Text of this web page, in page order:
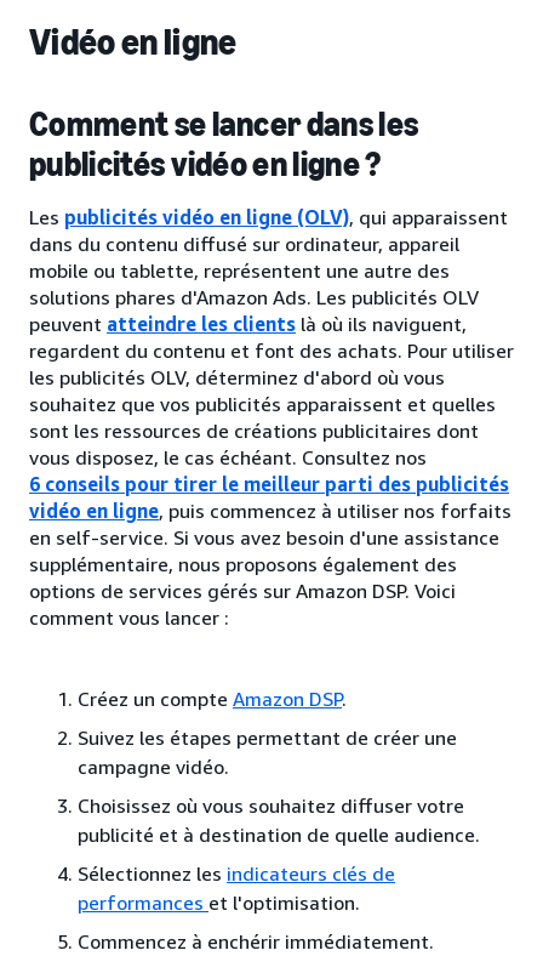
Vidéo en ligne
Comment se lancer dans les
publicités vidéo en ligne ?
Les publicités vidéo en ligne (OLV), qui apparaissent
dans du contenu diffusé sur ordinateur, appareil
mobile ou tablette, représentent une autre des
solutions phares d'Amazon Ads. Les publicités OLV
peuvent atteindre les clients là où ils naviguent,
regardent du contenu et font des achats. Pour utiliser
les publicités OLV, déterminez d'abord où vous
souhaitez que vos publicités apparaissent et quelles
sont les ressources de créations publicitaires dont
vous disposez, le cas échéant. Consultez nos
6 conseils pour tirer le meilleur parti des publicités
vidéo en ligne, puis commencez à utiliser nos forfaits
en self-service. Si vous avez besoin d'une assistance
supplémentaire, nous proposons également des
options de services gérés sur Amazon DSP. Voici
comment vous lancer :
Créez un compte Amazon DSP.
Suivez les étapes permettant de créer une
campagne vidéo.
Choisissez où vous souhaitez diffuser votre
publicité et à destination de quelle audience.
Sélectionnez les indicateurs clés de
performances et l'optimisation.
Commencez à enchérir immédiatement.